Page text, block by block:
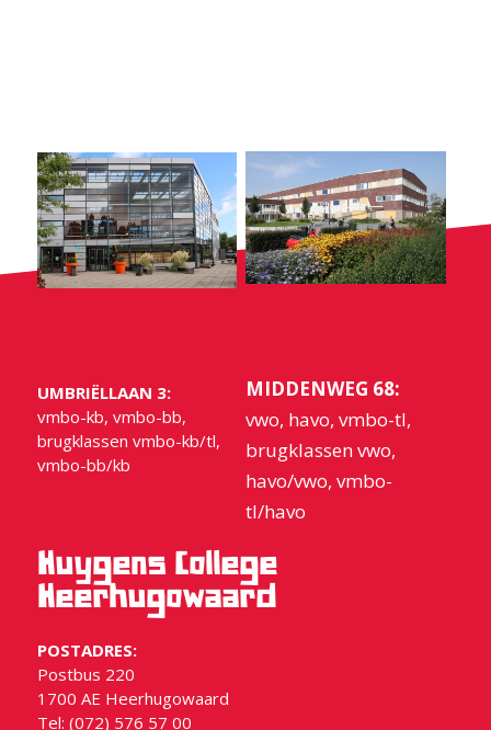
UMBRIËLLAAN 3:
vmbo-kb, vmbo-bb,
brugklassen vmbo-kb/tl,
vmbo-bb/kb
MIDDENWEG 68:
vwo, havo, vmbo-tl,
brugklassen vwo,
havo/vwo, vmbo-
tl/havo
Huygens College
Heerhugowaard
POSTADRES:
Postbus 220
1700 AE Heerhugowaard
Tel: (072) 576 57 00